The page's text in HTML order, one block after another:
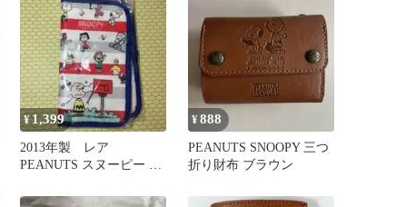
¥1,399
2013年製 レア
PEANUTS スヌーピー マ
¥888
PEANUTS SNOOPY 三つ
折り財布 ブラウン